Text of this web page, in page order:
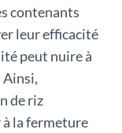
contenants
leur efficacité
peut nuire à
Ainsi,
de riz
la fermeture